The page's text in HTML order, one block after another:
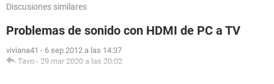
Discusiones similares
Problemas de sonido con HDMI de PC a TV
viviana41 - 6 sep 2012 a las 14:37
Tavo - 29 mar 2020 a las 20:02